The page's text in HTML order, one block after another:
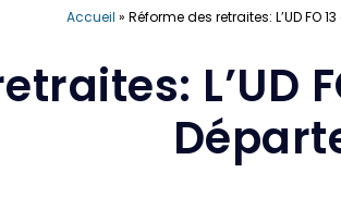
Accueil » Réforme des retraites: L’UD FO
L’UD